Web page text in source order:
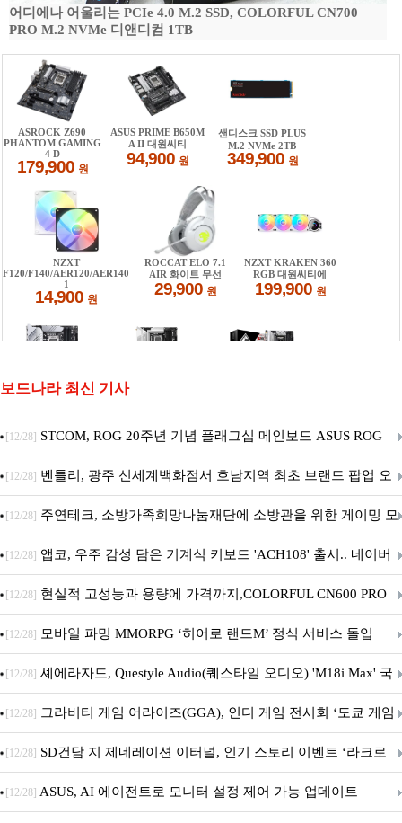
어디에나 어울리는 PCIe 4.0 M.2 SSD, COLORFUL CN700
PRO M.2 NVMe 디앤디컴 1TB
보드나라 최신 기사
[12/28] STCOM, ROG 20주년 기념 플래그십 메인보드 ASUS ROG
Crosshair X870E EDITION 20 국내 출시 예정
[12/28] 벤틀리, 광주 신세계백화점서 호남지역 최초 브랜드 팝업 오
픈
[12/28] 주연테크, 소방가족희망나눔재단에 소방관을 위한 게이밍 모
니터·스마트 펫 침대 기부
[12/28] 앱코, 우주 감성 담은 기계식 키보드 'ACH108' 출시.. 네이버
브랜드데이 기획전 진행
[12/28] 현실적 고성능과 용량에 가격까지,COLORFUL CN600 PRO
M.2 NVMe 디앤디컴 1TB
[12/28] 모바일 파밍 MMORPG ‘히어로 랜드M’ 정식 서비스 돌입
[12/28] 셰에라자드, Questyle Audio(퀘스타일 오디오) 'M18i Max' 국
내 정식 출시
[12/28] 그라비티 게임 어라이즈(GGA), 인디 게임 전시회 ‘도쿄 게임
던전 13’ 참가!
[12/28] SD건담 지 제네레이션 이터널, 인기 스토리 이벤트 ‘라크로
아의 용사’ 재개최 및 풍성한 기념 이벤트 실시!
[12/28] ASUS, AI 에이전트로 모니터 설정 제어 가능 업데이트